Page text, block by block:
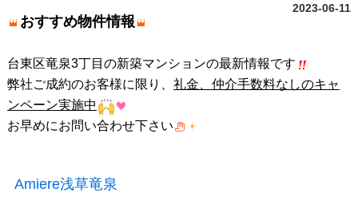
2023-06-11
おすすめ物件情報
台東区竜泉3丁目の新築マンションの最新情報です
弊社ご成約のお客様に限り、 礼金、仲介手数料なしのキャ
ンペーン実施中
お早めにお問い合わせ下さい
Amiere浅草竜泉